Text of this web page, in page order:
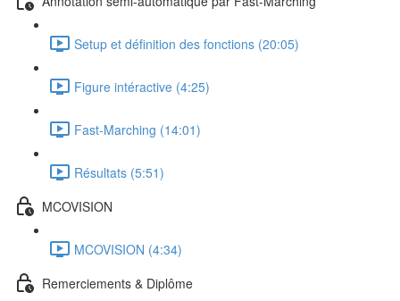
Setup et définition des fonctions (20:05)
Figure intéractive (4:25)
Fast-Marching (14:01)
Résultats (5:51)
MCOVISION
MCOVISION (4:34)
Remerciements & Diplôme